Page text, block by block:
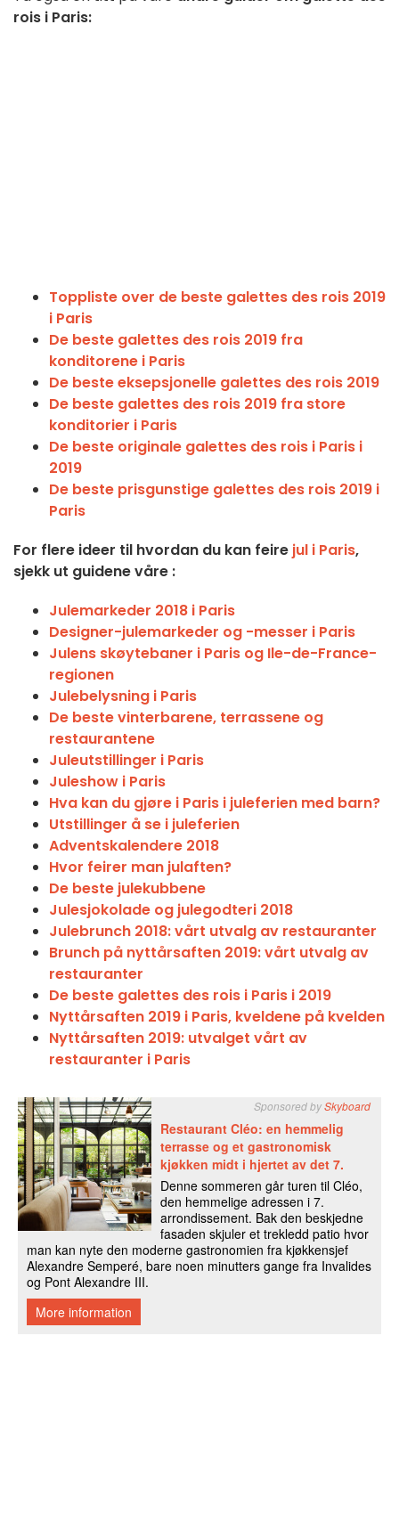
rois i Paris:
Toppliste over de beste galettes des rois 2019
i Paris
De beste galettes des rois 2019 fra
konditorene i Paris
De beste eksepsjonelle galettes des rois 2019
De beste galettes des rois 2019 fra store
konditorier i Paris
De beste originale galettes des rois i Paris i
2019
De beste prisgunstige galettes des rois 2019 i
Paris
For flere ideer til hvordan du kan feire jul i Paris,
sjekk ut guidene våre :
Julemarkeder 2018 i Paris
Designer-julemarkeder og -messer i Paris
Julens skøytebaner i Paris og Ile-de-France-
regionen
Julebelysning i Paris
De beste vinterbarene, terrassene og
restaurantene
Juleutstillinger i Paris
Juleshow i Paris
Hva kan du gjøre i Paris i juleferien med barn?
Utstillinger å se i juleferien
Adventskalendere 2018
Hvor feirer man julaften?
De beste julekubbene
Julesjokolade og julegodteri 2018
Julebrunch 2018: vårt utvalg av restauranter
Brunch på nyttårsaften 2019: vårt utvalg av
restauranter
De beste galettes des rois i Paris i 2019
Nyttårsaften 2019 i Paris, kveldene på kvelden
Nyttårsaften 2019: utvalget vårt av
restauranter i Paris